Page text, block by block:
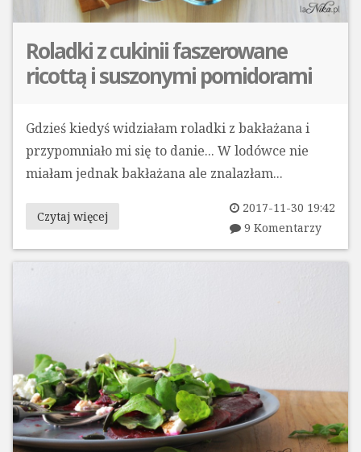
Roladki z cukinii faszerowane
ricottą i suszonymi pomidorami
Gdzieś kiedyś widziałam roladki z bakłażana i
przypomniało mi się to danie... W lodówce nie
miałam jednak bakłażana ale znalazłam...
2017-11-30 19:42
9 Komentarzy
Czytaj więcej